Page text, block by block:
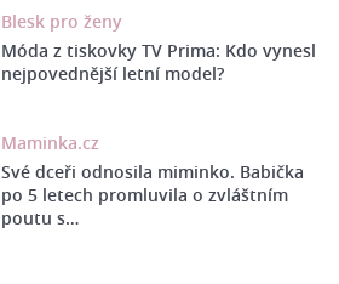
Blesk pro ženy
Móda z tiskovky TV Prima: Kdo vynesl
nejpovednější letní model?
Maminka.cz
Své dceři odnosila miminko. Babička
po 5 letech promluvila o zvláštním
poutu s…